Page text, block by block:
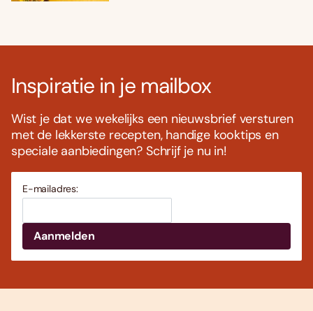
Inspiratie in je mailbox
Wist je dat we wekelijks een nieuwsbrief versturen
met de lekkerste recepten, handige kooktips en
speciale aanbiedingen? Schrijf je nu in!
E-mailadres: